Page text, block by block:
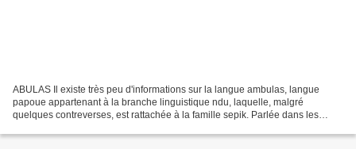
ABULAS Il existe très peu d'informations sur la langue ambulas, langue
papoue appartenant à la branche linguistique ndu, laquelle, malgré
quelques contreverses, est rattachée à la famille sepik. Parlée dans les